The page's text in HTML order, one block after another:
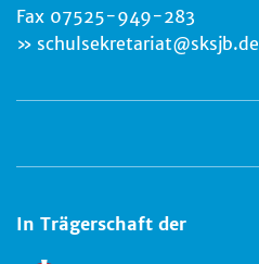
Fax 07525-949-283
schulsekretariat@sksjb.de
In Trägerschaft der